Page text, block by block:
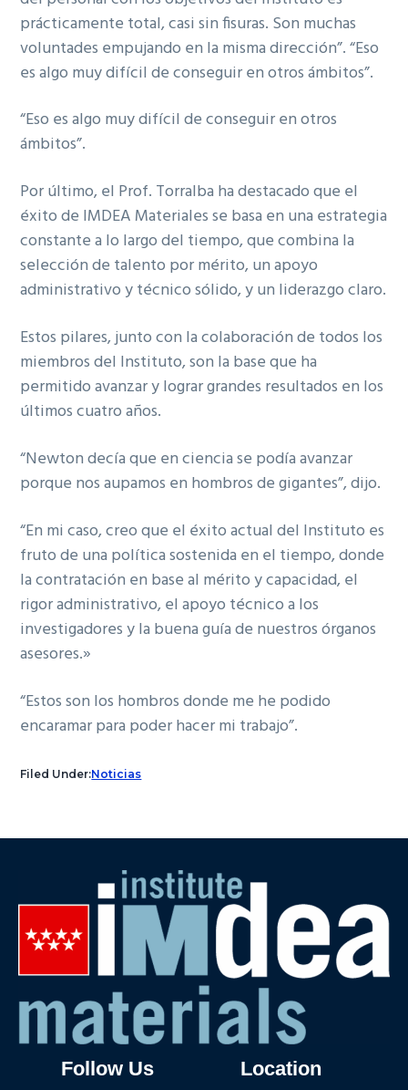
prácticamente total, casi sin fisuras. Son muchas
voluntades empujando en la misma dirección”. “Eso
es algo muy difícil de conseguir en otros ámbitos”.
“Eso es algo muy difícil de conseguir en otros
ámbitos”.
Por último, el Prof. Torralba ha destacado que el
éxito de IMDEA Materiales se basa en una estrategia
constante a lo largo del tiempo, que combina la
selección de talento por mérito, un apoyo
administrativo y técnico sólido, y un liderazgo claro.
Estos pilares, junto con la colaboración de todos los
miembros del Instituto, son la base que ha
permitido avanzar y lograr grandes resultados en los
últimos cuatro años.
“Newton decía que en ciencia se podía avanzar
porque nos aupamos en hombros de gigantes”, dijo.
“En mi caso, creo que el éxito actual del Instituto es
fruto de una política sostenida en el tiempo, donde
la contratación en base al mérito y capacidad, el
rigor administrativo, el apoyo técnico a los
investigadores y la buena guía de nuestros órganos
asesores.»
“Estos son los hombros donde me he podido
encaramar para poder hacer mi trabajo”.
Filed Under:Noticias
Follow Us Location